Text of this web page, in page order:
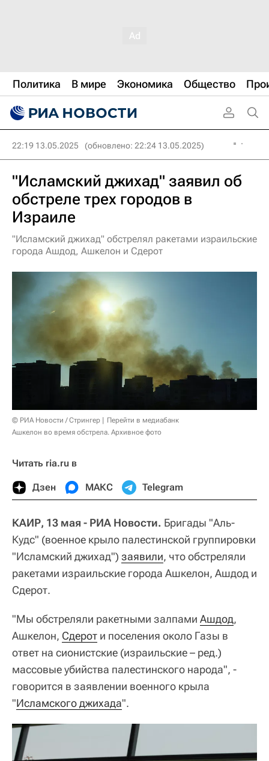
Политика В мире Экономика Общество
22:19 13.05.2025 (обновлено: 22:24 13.05.2025)
"Исламский джихад" заявил об
обстреле трех городов в
Израиле
"Исламский джихад" обстрелял ракетами израильские
города Ашдод, Ашкелон и Сдерот
© РИА Новости / Стрингер
Перейти в медиабанк
Ашкелон во время обстрела. Архивное фото
Читать ria.ru в
Дзен МАКС Telegram
КАИР, 13 мая - РИА Новости. Бригады "Аль-
Кудс" (военное крыло палестинской группировки
"Исламский джихад") заявили, что обстреляли
ракетами израильские города Ашкелон, Ашдод и
Сдерот.
"Мы обстреляли ракетными залпами Ашдод,
Ашкелон, Сдерот и поселения около Газы в
ответ на сионистские (израильские – ред.)
массовые убийства палестинского народа", -
говорится в заявлении военного крыла
"Исламского джихада".